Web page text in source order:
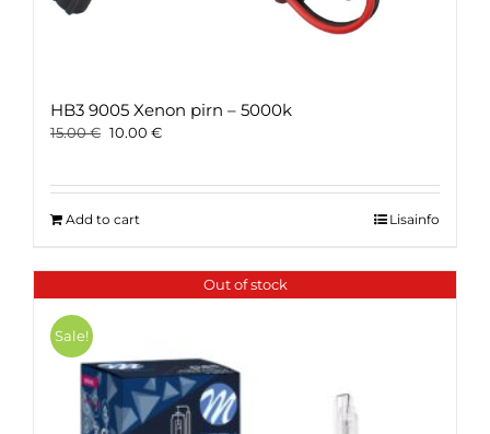
HB3 9005 Xenon pirn – 5000k
15.00€ Original
15.00 €.
10.00 €Current
10.00 €.
Add to cart Lisainfo
Out of stock
Sale!